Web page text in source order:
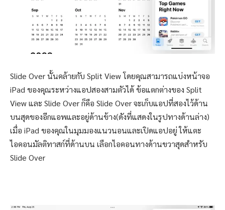
Slide Over นั้นคล้ายกับ Split View โดยคุณสามารถแบ่งหน้าจอ
iPad ของคุณระหว่างแอปสองสามตัวได้ ข้อแตกต่างของ Split
View และ Slide Over ก็คือ Slide Over จะเก็บแอปที่สองไว้ด้าน
บนสุดของอีกแอพและอยู่ด้านข้าง(ดังที่แสดงในรูปทางด้านล่าง)
เมื่อ iPad ของคุณในมุมมองแนวนอนและเปิดแอปอยู่ ให้แตะ
ไอคอนมัลติทาสก์ที่ด้านบน เลือกไอคอนทางด้านขวาสุดสำหรับ
Slide Over